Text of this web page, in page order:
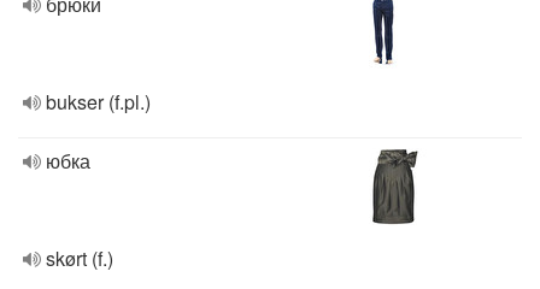
bukser (f.pl.)
юбка
skørt (f.)